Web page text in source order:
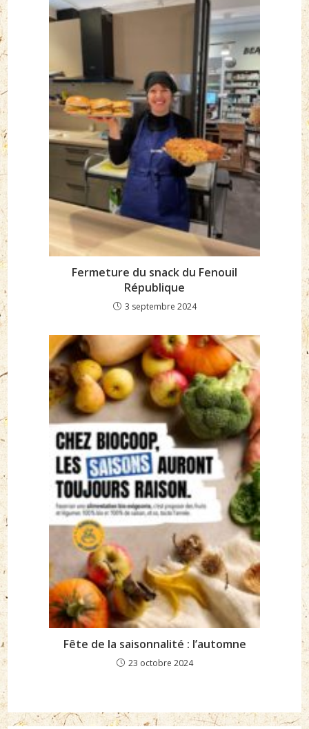
Fermeture du snack du Fenouil
République
3 septembre 2024
Fête de la saisonnalité : l’automne
23 octobre 2024